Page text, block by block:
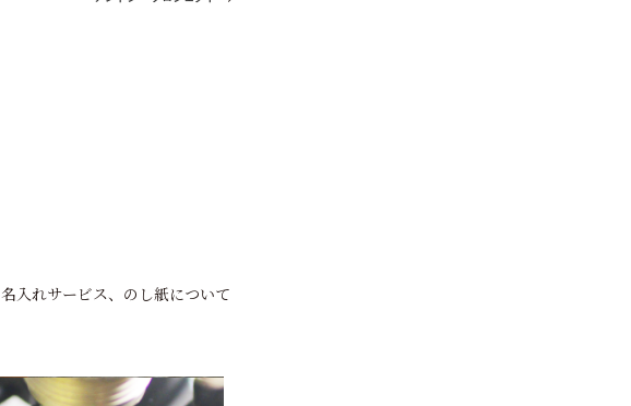
名入れサービス、のし紙について